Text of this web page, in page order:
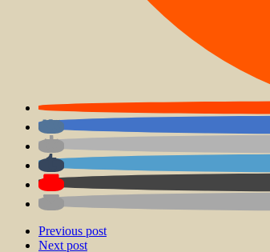
Previous post
Next post